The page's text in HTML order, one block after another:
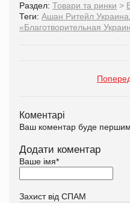
Раздел: Товари та ринки >
Теги: Ашан Ритейл Украина,
«Благотворительная
Коментарі
Ваш коментар буде
Додати коментар
Ваше імя*
Захист від СПАМ